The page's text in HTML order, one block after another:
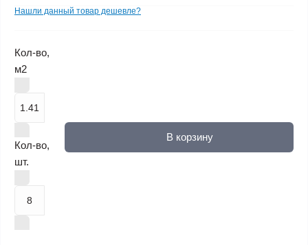
Нашли данный товар дешевле?
Кол-во,
м2
Кол-во,
шт.
В корзину